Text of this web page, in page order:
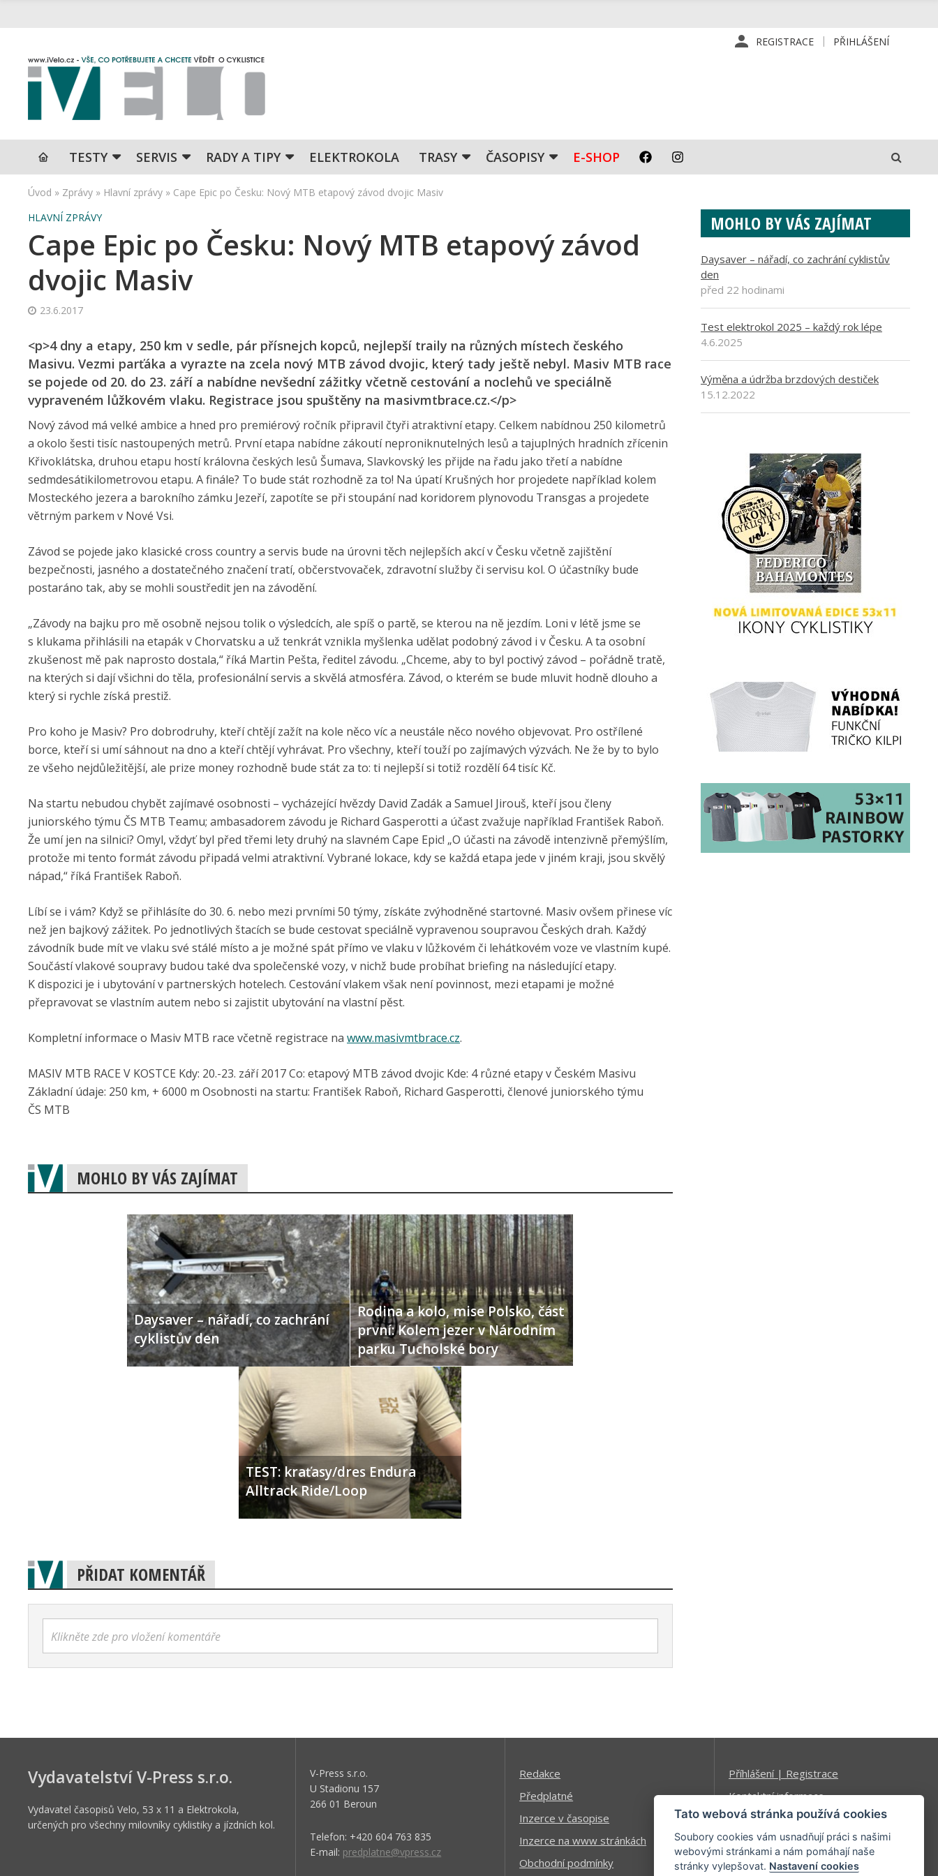
REGISTRACE PŘIHLÁŠENÍ
TESTY SERVIS RADY A TIPY ELEKTROKOLA TRASY ČASOPISY E-SHOP
Úvod » Zprávy » Hlavní zprávy » Cape Epic po Česku: Nový MTB etapový závod dvojic Masiv
HLAVNÍ ZPRÁVY
Cape Epic po Česku: Nový MTB etapový závod
dvojic Masiv
23.6.2017
<p>4 dny a etapy, 250 km v sedle, pár přísnejch kopců, nejlepší traily na různých místech českého
Masivu. Vezmi parťáka a vyrazte na zcela nový MTB závod dvojic, který tady ještě nebyl. Masiv MTB race
se pojede od 20. do 23. září a nabídne nevšední zážitky včetně cestování a noclehů ve speciálně
vypraveném lůžkovém vlaku. Registrace jsou spuštěny na masivmtbrace.cz.</p>
Nový závod má velké ambice a hned pro premiérový ročník připravil čtyři atraktivní etapy. Celkem nabídnou 250 kilometrů
a okolo šesti tisíc nastoupených metrů. První etapa nabídne zákoutí neproniknutelných lesů a tajuplných hradních zřícenin
Křivoklátska, druhou etapu hostí královna českých lesů Šumava, Slavkovský les přijde na řadu jako třetí a nabídne
sedmdesátikilo­metrovou etapu. A finále? To bude stát rozhodně za to! Na úpatí Krušných hor projedete například kolem
Mosteckého jezera a barokního zámku Jezeří, zapotíte se při stoupání nad koridorem plynovodu Transgas a projedete
větrným parkem v Nové Vsi.
Závod se pojede jako klasické cross country a servis bude na úrovni těch nejlepších akcí v Česku včetně zajištění
bezpečnosti, jasného a dostatečného značení tratí, občerstvovaček, zdravotní služby či servisu kol. O účastníky bude
postaráno tak, aby se mohli soustředit jen na závodění.
„Závody na bajku pro mě osobně nejsou tolik o výsledcích, ale spíš o partě, se kterou na ně jezdím. Loni v létě jsme se
s klukama přihlásili na etapák v Chorvatsku a už tenkrát vznikla myšlenka udělat podobný závod i v Česku. A ta osobní
zkušenost mě pak naprosto dostala,“ říká Martin Pešta, ředitel závodu. „Chceme, aby to byl poctivý závod – pořádně tratě,
na kterých si dají všichni do těla, profesionální servis a skvělá atmosféra. Závod, o kterém se bude mluvit hodně dlouho a
který si rychle získá prestiž.
Pro koho je Masiv? Pro dobrodruhy, kteří chtějí zažít na kole něco víc a neustále něco nového objevovat. Pro ostřílené
borce, kteří si umí sáhnout na dno a kteří chtějí vyhrávat. Pro všechny, kteří touží po zajímavých výzvách. Ne že by to bylo
ze všeho nejdůležitější, ale prize money rozhodně bude stát za to: ti nejlepší si totiž rozdělí 64 tisíc Kč.
Na startu nebudou chybět zajímavé osobnosti – vycházející hvězdy David Zadák a Samuel Jirouš, kteří jsou členy
juniorského týmu ČS MTB Teamu; ambasadorem závodu je Richard Gasperotti a účast zvažuje například František Raboň.
Že umí jen na silnici? Omyl, vždyť byl před třemi lety druhý na slavném Cape Epic! „O účasti na závodě intenzivně přemýšlím,
protože mi tento formát závodu připadá velmi atraktivní. Vybrané lokace, kdy se každá etapa jede v jiném kraji, jsou skvělý
nápad,“ říká František Raboň.
Líbí se i vám? Když se přihlásíte do 30. 6. nebo mezi prvními 50 týmy, získáte zvýhodněné startovné. Masiv ovšem přinese víc
než jen bajkový zážitek. Po jednotlivých štacích se bude cestovat speciálně vypravenou soupravou Českých drah. Každý
závodník bude mít ve vlaku své stálé místo a je možné spát přímo ve vlaku v lůžkovém či lehátkovém voze ve vlastním kupé.
Součástí vlakové soupravy budou také dva společenské vozy, v nichž bude probíhat briefing na následující etapy.
K dispozici je i ubytování v partnerských hotelech. Cestování vlakem však není povinnost, mezi etapami je možné
přepravovat se vlastním autem nebo si zajistit ubytování na vlastní pěst.
Kompletní informace o Masiv MTB race včetně registrace na www.masivmtbrace.cz.
MASIV MTB RACE V KOSTCE Kdy: 20.-23. září 2017 Co: etapový MTB závod dvojic Kde: 4 různé etapy v Českém Masivu
Základní údaje: 250 km, + 6000 m Osobnosti na startu: František Raboň, Richard Gasperotti, členové juniorského týmu
ČS MTB
MOHLO BY VÁS ZAJÍMAT
Daysaver – nářadí, co zachrání
cyklistův den
Rodina a kolo, mise Polsko, část
první: Kolem jezer v Národním
parku Tucholské bory
TEST: kraťasy/dres Endura
Alltrack Ride/Loop
PŘIDAT KOMENTÁŘ
Klikněte zde pro vložení komentáře
MOHLO BY VÁS ZAJÍMAT
Daysaver – nářadí, co zachrání cyklistův
den
před 22 hodinami
Test elektrokol 2025 – každý rok lépe
4.6.2025
Výměna a údržba brzdových destiček
15.12.2022
Vydavatelství V-Press s.r.o.
Vydavatel časopisů Velo, 53 x 11 a Elektrokola,
určených pro všechny milovníky cyklistiky a jízdních kol.
V-Press s.r.o.
U Stadionu 157
266 01 Beroun
Telefon: +420 604 763 835
E-mail: predplatne@vpress.cz
Redakce
Předplatné
Inzerce v časopise
Inzerce na www stránkách
Obchodní podmínky
Příhlášení | Registrace
Kontaktní informace
Mapa stránek
Tato webová stránka používá cookies
Soubory cookies vám usnadňují práci s našimi
webovými stránkami a nám pomáhají naše
stránky vylepšovat. Nastavení cookies